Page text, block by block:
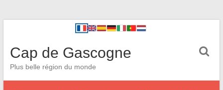
Cap de Gascogne
Plus belle région du monde